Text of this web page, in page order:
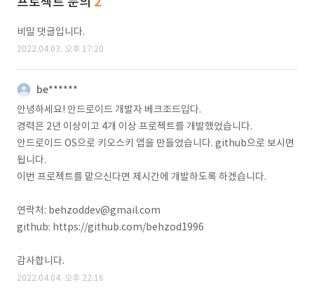
비밀 댓글입니다.
2022.04.03. 오후 17:20
be******
안녕하세요! 안드로이드 개발자 베크조드입다.
경력은 2년 이상이고 4개 이상 프로젝트를 개발했었습니다.
안드로이드 OS으로 키오스키 앱을 만들었습니다. github으로 보시면
됩니다.
이번 프로젝트를 맡으신다면 제시간에 개발하도록 하겠습니다.
연락처: behzoddev@gmail.com
github: https://github.com/behzod1996
감사합니다.
2022.04.04. 오후 22:16